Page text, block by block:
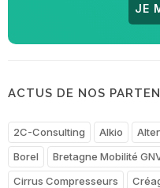
JE
ACTUS DE NOS
2C-Consulting Alkio
Borel
Bretagne Mobilité
Cirrus Compresseurs